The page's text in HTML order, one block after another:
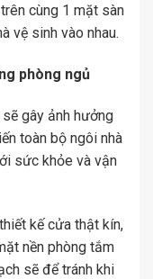
cùng 1 mặt sàn
vệ sinh vào nhau.
phòng ngủ
gây ảnh hưởng
toàn bộ ngôi nhà
sức khỏe và vận
kế cửa thật kín,
nền phòng tắm
sẽ để tránh khi